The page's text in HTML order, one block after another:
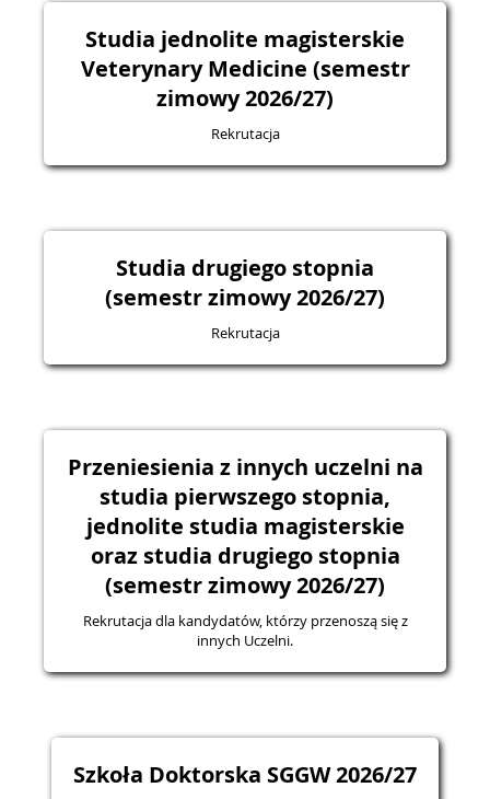
Studia jednolite magisterskie
Veterynary Medicine (semestr
zimowy 2026/27)
Rekrutacja
Studia drugiego stopnia
(semestr zimowy 2026/27)
Rekrutacja
Przeniesienia z innych uczelni na
studia pierwszego stopnia,
jednolite studia magisterskie
oraz studia drugiego stopnia
(semestr zimowy 2026/27)
Rekrutacja dla kandydatów, którzy przenoszą się z
innych Uczelni.
Szkoła Doktorska SGGW 2026/27